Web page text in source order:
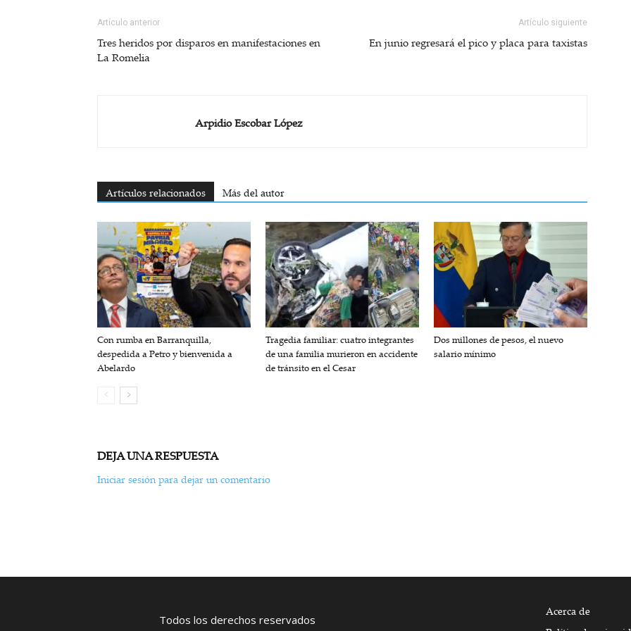
Artículo anterior
Tres heridos por disparos en manifestaciones en
La Romelia
Artículo siguiente
En junio regresará el pico y placa para taxistas
Arpidio Escobar López
Artículos relacionados Más del autor
Con rumba en Barranquilla,
despedida a Petro y bienvenida a
Abelardo
Tragedia familiar: cuatro integrantes
de una familia murieron en accidente
de tránsito en el Cesar
Dos millones de pesos, el nuevo
salario mínimo
DEJA UNA RESPUESTA
Iniciar sesión para dejar un comentario
Todos los derechos reservados
Acerca de